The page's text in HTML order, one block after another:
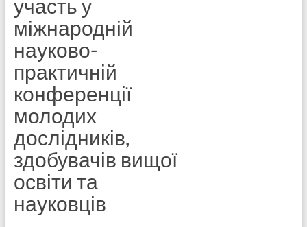
участь у
міжнародній
науково-
практичній
конференції
молодих
дослідників,
здобувачів вищої
освіти та
науковців